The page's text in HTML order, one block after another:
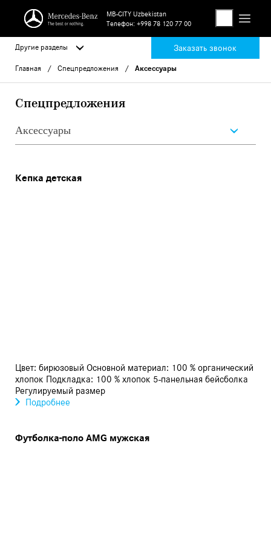
MB-CITY Uzbekistan
Телефон: +998 78 120 77 00
Другие разделы Заказать звонок
Главная Спецпредложения Аксессуары
Спецпредложения
Аксессуары
Кепка детская
Цвет: бирюзовый Основной материал: 100 % органический
хлопок Подкладка: 100 % хлопок 5-панельная бейсболка
Регулируемый размер
Подробнее
Футболка-поло AMG мужская